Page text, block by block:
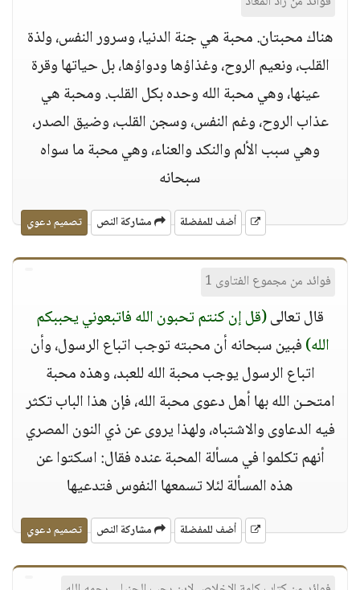
هناك محبتان. محبة هي جنة الدنيا، وسرور النفس، ولذة
القلب، ونعيم الروح، وغذاؤها ودواؤها، بل حياتها وقرة
عينها، وهي محبة الله وحده بكل القلب. ومحبة هي
عذاب الروح، وغم النفس، وسجن القلب، وضيق الصدر،
وهي سبب الألم والنكد والعناء، وهي محبة ما سواه
سبحانه
أضف للمفضلة مشاركة النص تصميم دعوي
فوائد من مجموع الفتاوى 1
قال تعالى(قل إن كنتم تحبون الله فاتبعوني يحببكم
الله)فبين سبحانه أن محبته توجب اتباع الرسول، وأن
اتباع الرسول يوجب محبة الله للعبد، وهذه محبة
امتحـن الله بها أهل دعوى محبة الله، فإن هذا الباب تكثر
فيه الدعاوى والاشتباه، ولهذا يروى عن ذي النون المصري
أنهم تكلموا في مسألة المحبة عنده فقال: اسكتوا عن
هذه المسألة لئلا تسمعها النفوس فتدعيها
أضف للمفضلة مشاركة النص تصميم دعوي